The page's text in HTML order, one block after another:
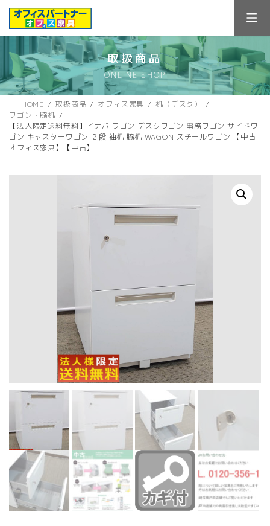
ス
キ
ン
に
取扱商品
ONLINE SHOP
HOME 取扱商品 オフィス家具
机（デスク）
ワゴン・脇机
【法人限定送料無料】イナバ ワゴン デスクワゴン 事務ワゴン サイドワ
ゴン キャスターワゴン ２段 袖机 脇机 WAGON スチールワゴン 【中古
オフィス家具】【中古】